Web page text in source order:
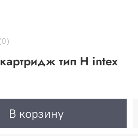
тип Н intex
В корзину